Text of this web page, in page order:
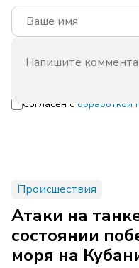
Согласен с обработкой
Происшествия
Атаки на
состоянии
моря на